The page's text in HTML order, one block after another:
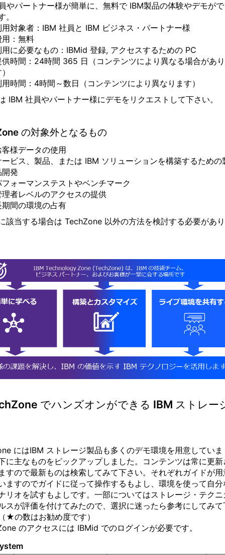
やパートナー様が簡単に、無料で IBM製品の体験やデモが
。
用対象者：IBM 社員と IBM ビジネス・パートナー様
用：無料
用に必要なもの：IBMid 登録, アクセスするための PC
供時間：24時間 365 日（コンテンツにより異なる場合があ
用時間：4時間～数日（コンテンツにより異なります）
IBM 社員やパートナー様にデモをリクエストして下さい。
の対象外となるもの
客様データの使用
ービス、製品、または IBM ソリューションを構築するための
開発
フォーマンステストやベンチマーク
理者レベルのアクセスの提供
期間の環境の占有
該当する場合は TechZone 以外の方法を検討する必要があ
でハンズオンができる IBM ストレー
にはIBM ストレージ製品も多くのデモ環境を用意していま
に主なものをピックアップしました。コンテンツは常に更新
すので最新ものは検索してみて下さい。 それぞれガイドが用
ますのでガイドに従って操作するもよし、環境を使って自分
リオを試すもよしです。 一部についてはストレージ・テクニ
スが評価を付けてみたので、選択に迷ったら参考にしてみて
★の数はお勧め度です）
のアクセスには IBMid でのログインが必要です。